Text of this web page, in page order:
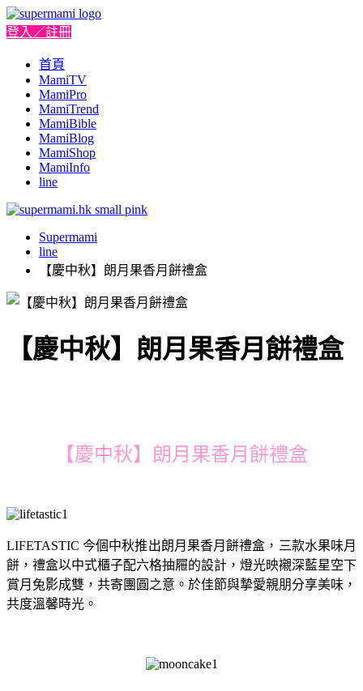
登入／註冊
首頁
MamiTV
MamiPro
MamiTrend
MamiBible
MamiBlog
MamiShop
MamiInfo
line
Supermami
line
【慶中秋】朗⽉果⾹⽉餅禮盒
【慶中秋】朗⽉果⾹⽉餅禮盒
【慶中秋】朗⽉果⾹⽉餅禮盒
LIFETASTIC 今個中秋推出朗⽉果⾹⽉餅禮盒，三款⽔果味⽉
餅，禮盒以中式櫃⼦配六格抽屜的設計，燈光映襯深藍星空下
賞⽉兔影成雙，共寄團圓之意。於佳節與摯愛親朋分享美味，
共度溫馨時光。